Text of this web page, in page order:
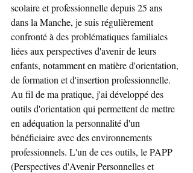
scolaire et professionnelle depuis 25 ans
dans la Manche, je suis régulièrement
confronté à des problématiques familiales
liées aux perspectives d'avenir de leurs
enfants, notamment en matière d'orientation,
de formation et d'insertion professionnelle.
Au fil de ma pratique, j'ai développé des
outils d'orientation qui permettent de mettre
en adéquation la personnalité d'un
bénéficiaire avec des environnements
professionnels. L'un de ces outils, le PAPP
(Perspectives d'Avenir Personnelles et